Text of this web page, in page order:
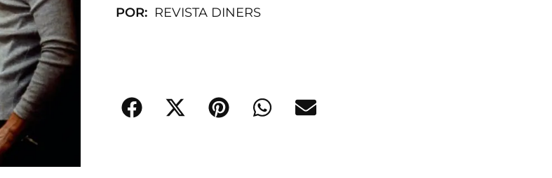
POR: REVISTA DINERS